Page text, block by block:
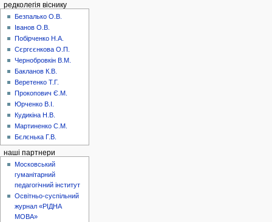
редколегія віснику
Безпалько О.В.
Іванов О.В.
Побірченко Н.А.
Сєргєєнкова О.П.
Чернобровкін В.М.
Бакланов К.В.
Веретенко Т.Г.
Прокопович Є.М.
Юрченко В.І.
Кудикіна Н.В.
Мартиненко С.М.
Бєлєнька Г.В.
наші партнери
Московський
гуманітарний
педагогічний інститут
Освітньо-суспільний
журнал «РІДНА
МОВА»